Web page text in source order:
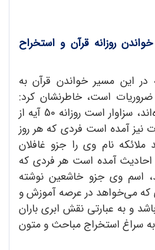
روزانه قرآن و استخراح
در این مسیر خواندن قرآن به
است، خاطرنشان کرد:
امام صادق(ع) فرموده‌اند، سزاوار است روزانه 50 آیه از
نیز آمده است فردی که هر روز
ملائکه نام وی را جزو غافلان
احادیث آمده است هر فردی که
بخواند، اسم وی جزو خاشعین نوشته
که می‌‌خواهد در عرصه آموزش و
و به عبارتی نقش ابری باران
به سراغ استخراج مباحث و متون